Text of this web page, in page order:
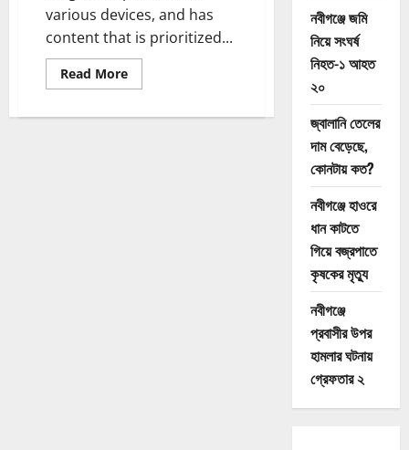
various devices, and has
content that is prioritized...
Read MoreRead
more
নবীগঞ্জে জমি
নিয়ে সংঘর্ষ
নিহত-১ আহত
২০
জ্বালানি তেলের
দাম বেড়েছে,
কোনটায় কত?
নবীগঞ্জে হাওরে
ধান কাটতে
গিয়ে বজ্রপাতে
কৃষকের মৃত্যু
নবীগঞ্জে
প্রবাসীর উপর
হামলার ঘটনায়
গ্রেফতার ২